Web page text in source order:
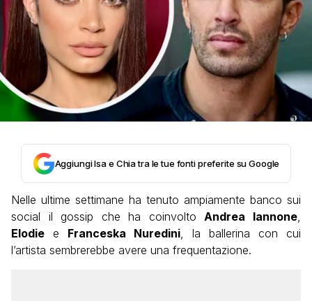
Aggiungi Isa e Chia tra le tue fonti preferite su Google
Nelle ultime settimane ha tenuto ampiamente banco sui
social il gossip che ha coinvolto Andrea Iannone
Elodie e Franceska Nuredini , la ballerina con cui
l’artista sembrerebbe avere una frequentazione.